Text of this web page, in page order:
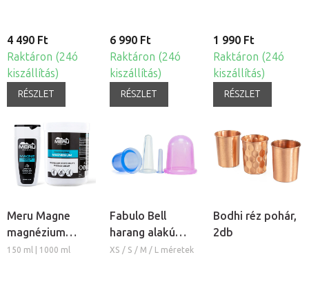
4 490 Ft
Raktáron (24ó
kiszállítás)
RÉSZLET
6 990 Ft
Raktáron (24ó
kiszállítás)
RÉSZLET
1 990 Ft
Raktáron (24ó
kiszállítás)
RÉSZLET
Meru Magne
magnézium
masszázs krém
150 ml | 1000 ml
Fabulo Bell
harang alakú
szilikon köpöly
XS / S / M / L méretek
Bodhi réz pohár,
2db